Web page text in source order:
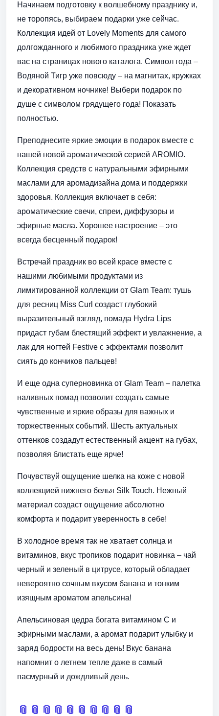
Начинаем подготовку к волшебному празднику и,
не торопясь, выбираем подарки уже сейчас.
Коллекция идей от Lovely Moments для самого
долгожданного и любимого праздника уже ждет
вас на страницах нового каталога. Символ года –
Водяной Тигр уже повсюду – на магнитах, кружках
и декоративном ночнике! Выбери подарок по
душе с символом грядущего года! Показать
полностью.
Преподнесите яркие эмоции в подарок вместе с
нашей новой ароматической серией AROMIO.
Коллекция средств с натуральными эфирными
маслами для аромадизайна дома и поддержки
здоровья. Коллекция включает в себя:
ароматические свечи, спреи, диффузоры и
эфирные масла. Хорошее настроение – это
всегда бесценный подарок!
Встречай праздник во всей красе вместе с
нашими любимыми продуктами из
лимитированной коллекции от Glam Team: тушь
для ресниц Miss Curl создаст глубокий
выразительный взгляд, помада Hydra Lips
придаст губам блестящий эффект и увлажнение, а
лак для ногтей Festive с эффектами позволит
сиять до кончиков пальцев!
И еще одна суперновинка от Glam Team – палетка
наливных помад позволит создать самые
чувственные и яркие образы для важных и
торжественных событий. Шесть актуальных
оттенков создадут естественный акцент на губах,
позволяя блистать еще ярче!
Почувствуй ощущение шелка на коже с новой
коллекцией нижнего белья Silk Touch. Нежный
материал создаст ощущение абсолютно
комфорта и подарит уверенность в себе!
В холодное время так не хватает солнца и
витаминов, вкус тропиков подарит новинка – чай
черный и зеленый в цитрусе, который обладает
невероятно сочным вкусом банана и тонким
изящным ароматом апельсина!
Апельсиновая цедра богата витамином С и
эфирными маслами, а аромат подарит улыбку и
заряд бодрости на весь день! Вкус банана
напомнит о летнем тепле даже в самый
пасмурный и дождливый день.
📎 📎 📎 📎 📎 📎 📎 📎 📎 📎